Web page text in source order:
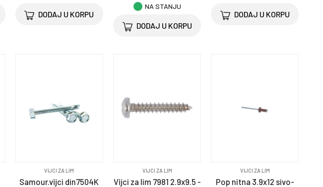
DODAJ U KORPU
NA STANJU
DODAJ U KORPU
DODAJ U KORPU
VIJCI ZA LIM
Samour.vijci din7504K
VIJCI ZA LIM
Vijci za lim 7981 2.9x9.5 -
VIJCI ZA LIM
Pop nitna 3.9x12 sivo-